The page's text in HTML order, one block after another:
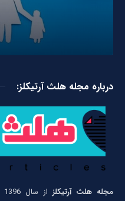
درباره مجله هلث آرتیکلز:
مجله هلث آرتیکلز